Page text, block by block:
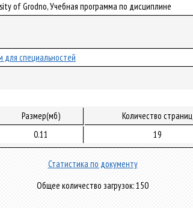
of Grodno, Учебная программа по дисциплине
специальностей
Размер(мб) Количество страниц
0.11 19
Статистика по документу
Общее количество загрузок: 150